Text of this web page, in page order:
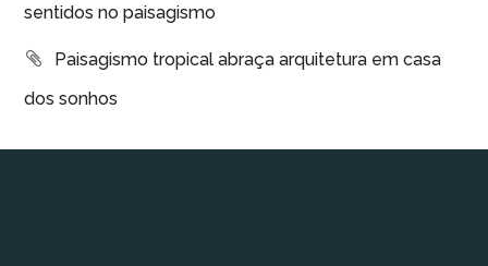
sentidos no paisagismo
Paisagismo tropical abraça arquitetura em casa
dos sonhos